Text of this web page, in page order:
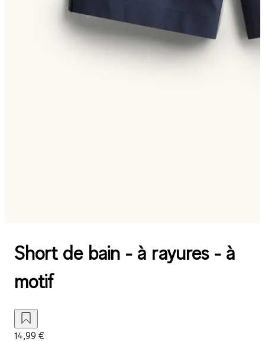
Short de bain - à rayures - à
motif
14,99 €